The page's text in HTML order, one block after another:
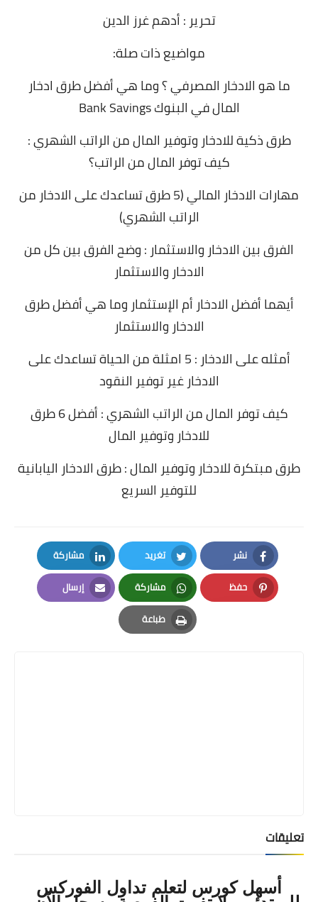
تحرير : أدهم غرز الدين
مواضيع ذات صلة:
ما هو الادخار المصرفي ؟ وما هي أفضل طرق ادخار
المال في البنوك Bank Savings
طرق ذكية للادخار وتوفير المال من الراتب الشهري :
كيف توفر المال من الراتب؟
مهارات الادخار المالي (5 طرق تساعدك على الادخار من
الراتب الشهري)
الفرق بين الادخار والاستثمار : وضح الفرق بين كل من
الادخار والاستثمار
أيهما أفضل الادخار أم الإستثمار وما هي أفضل طرق
الادخار والاستثمار
أمثله على الادخار : 5 امثلة من الحياة تساعدك على
الادخار غير توفير النقود
كيف توفر المال من الراتب الشهري : أفضل 6 طرق
للادخار وتوفير المال
طرق مبتكرة للادخار وتوفير المال : طرق الادخار اليابانية
للتوفير السريع
نشر
Facebook
تغريد
Twitter
مشاركة
LinkedIn
حفظ
Pinterest
مشاركة
Whatsapp
إرسال
Email
طباعة
Print
تعليقات
أسهل كورس لتعلم تداول الفوركس